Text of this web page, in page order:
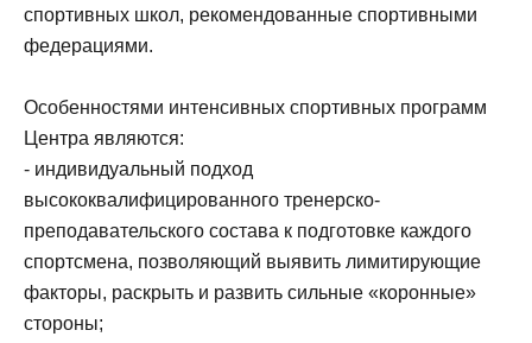
спортивных школ, рекомендованные спортивными
федерациями.
Особенностями интенсивных спортивных программ
Центра являются:
- индивидуальный подход
высококвалифицированного тренерско-
преподавательского состава к подготовке каждого
спортсмена, позволяющий выявить лимитирующие
факторы, раскрыть и развить сильные «коронные»
стороны;